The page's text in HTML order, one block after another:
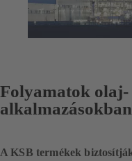
Folyamatok olaj-
alkalmazásokban
A KSB termékek